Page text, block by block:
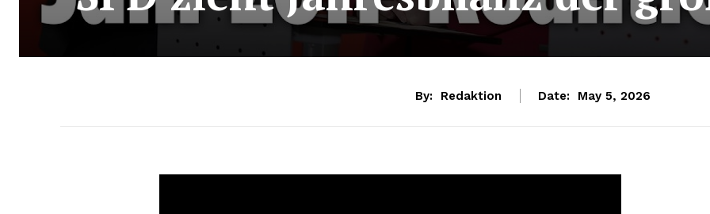
By: Redaktion Date: May 5, 2026